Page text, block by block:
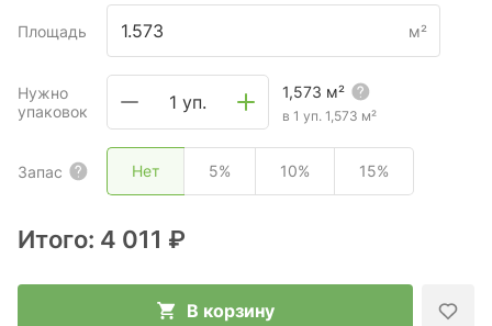
Площадь м²
Нужно
упаковок
1 уп. 1,573 м²
в 1 уп. 1,573 м²
Запас Нет 5% 10% 15%
Итого: 4 011 ₽
В корзину